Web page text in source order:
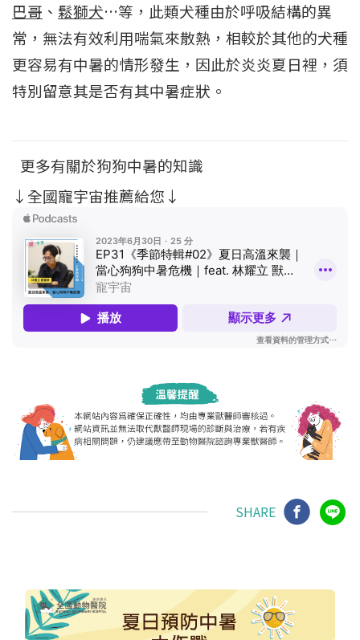
巴哥 、 鬆獅犬…等，此類犬種由於呼吸結構的異
常，無法有效利用喘氣來散熱，相較於其他的犬種
更容易有中暑的情形發生，因此於炎炎夏日裡，須
特別留意其是否有其中暑症狀。
更多有關於狗狗中暑的知識
↓全國寵宇宙推薦給您↓
SHARE